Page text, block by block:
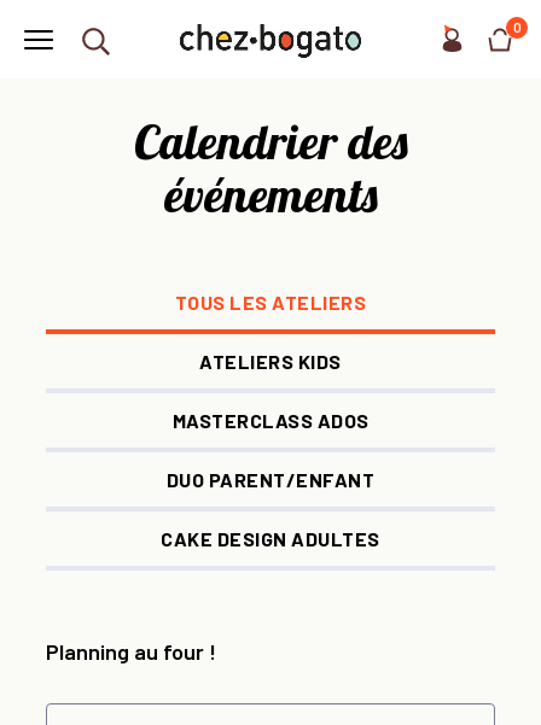
0
Calendrier des
événements
TOUS LES ATELIERS
ATELIERS KIDS
MASTERCLASS ADOS
DUO PARENT/ENFANT
CAKE DESIGN ADULTES
Planning au four !